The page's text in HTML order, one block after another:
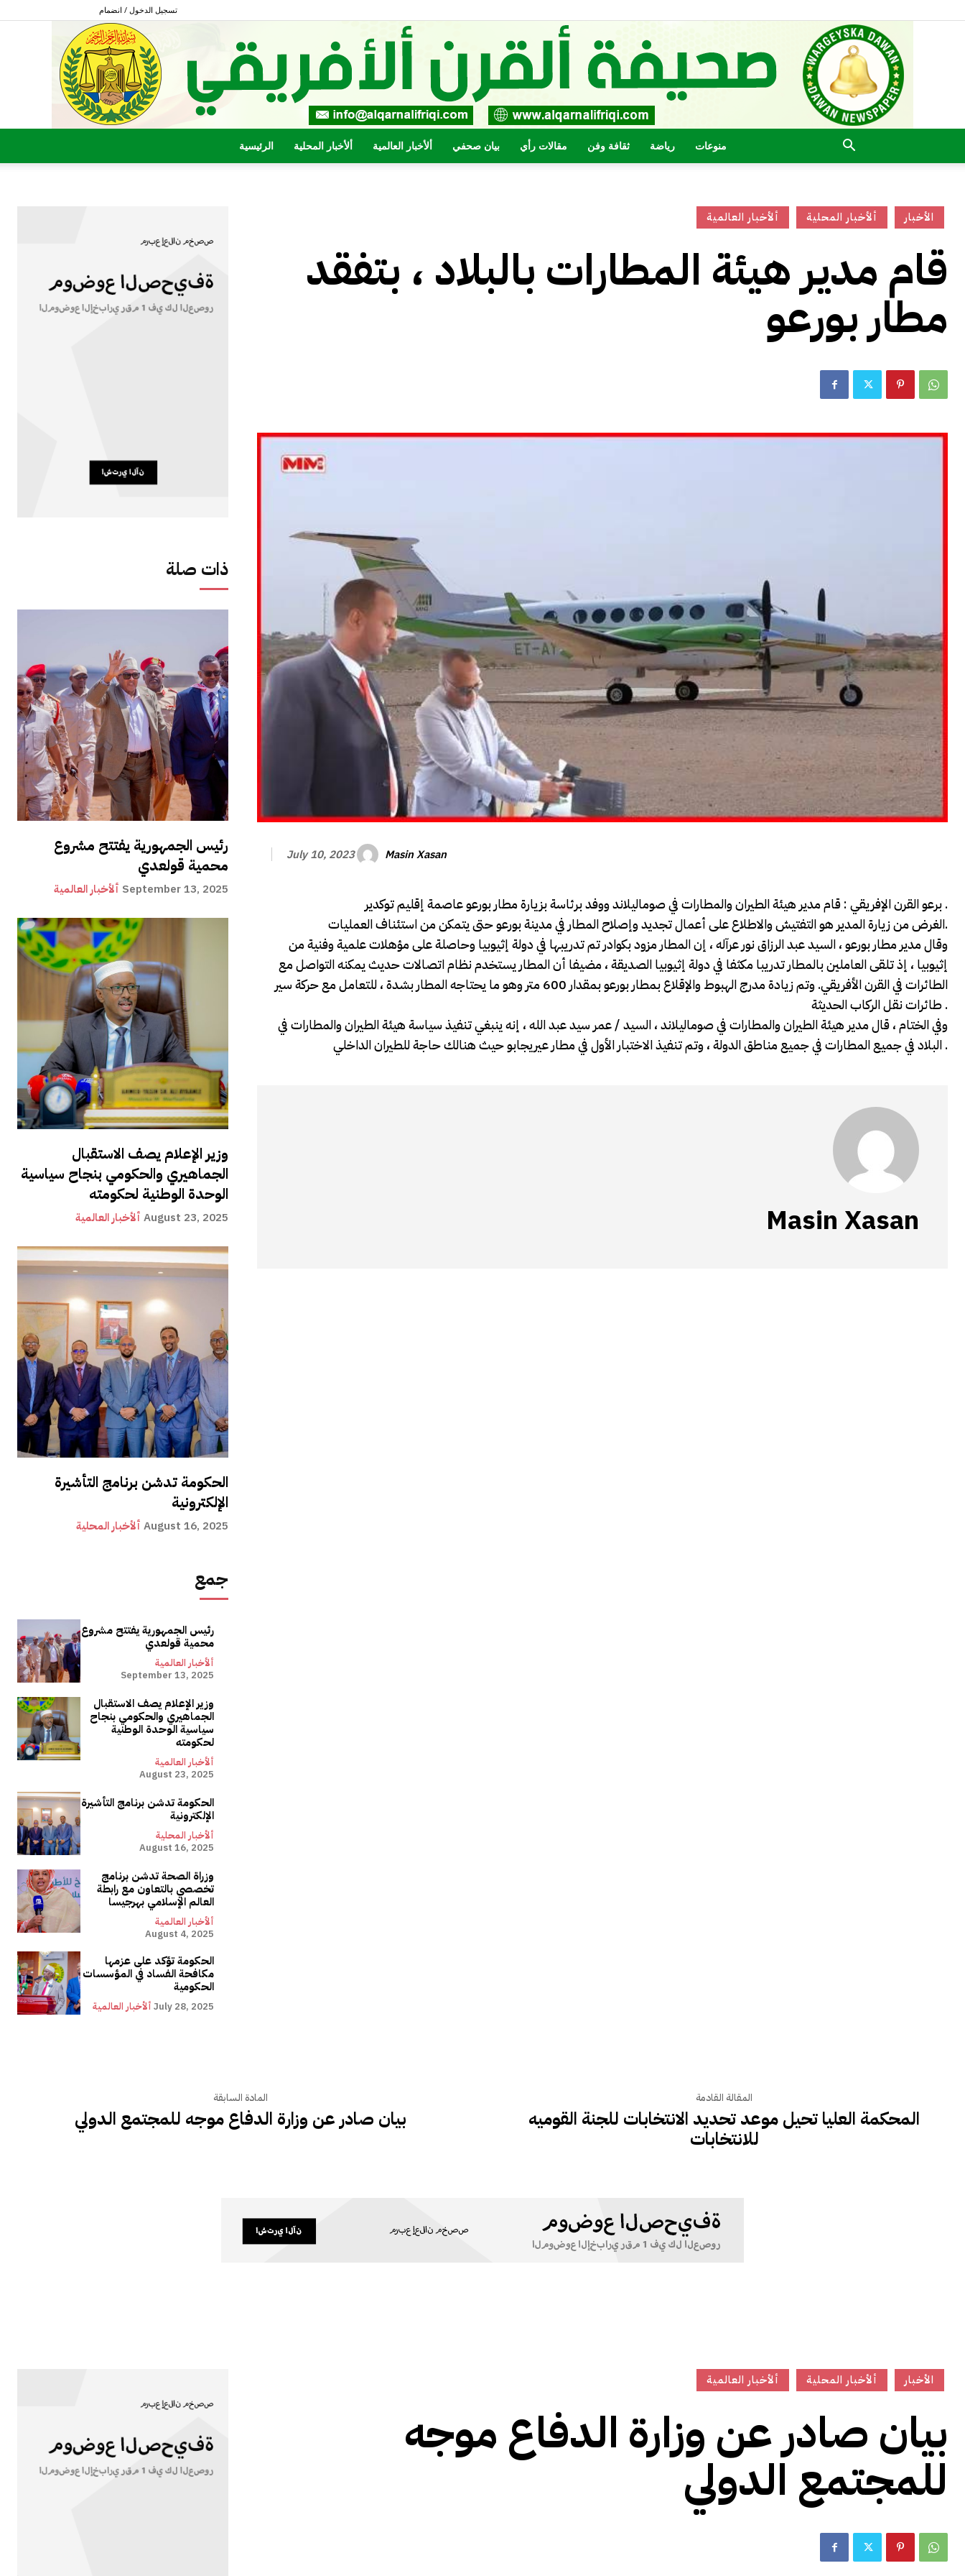
تسجيل الدخول / انضمام
القرن
الرئيسية ألأخبار المحلية ألأخبار العالمية بيان صحفي مقالات رأي ثقافة وفن رياضة منوعات
ذات صلة
رئيس الجمهورية يفتتح مشروع
محمية قولعدي
ألأخبار العالمية September 13, 2025
وزير الإعلام يصف الاستقبال
الجماهيري والحكومي بنجاح سياسية
الوحدة الوطنية لحكومته
ألأخبار العالمية August 23, 2025
الحكومة تدشن برنامج التأشيرة
الإلكترونية
ألأخبار المحلية August 16, 2025
جمع
رئيس الجمهورية يفتتح مشروع
محمية قولعدي
ألأخبار العالمية
September 13, 2025
وزير الإعلام يصف الاستقبال
الجماهيري والحكومي بنجاح
سياسية الوحدة الوطنية
لحكومته
ألأخبار العالمية
August 23, 2025
الحكومة تدشن برنامج التأشيرة
الإلكترونية
ألأخبار المحلية
August 16, 2025
وزراة الصحة تدشن برنامج
تخصصي بالتعاون مع رابطة
العالم الإسلامي بهرجيسا
ألأخبار العالمية
August 4, 2025
الحكومة تؤكد على عزمها
مكافحة الفساد في المؤسسات
الحكومية
ألأخبار العالمية July 28, 2025
ألأخبار العالمية ألأخبار المحلية الأخبار
قام مدير هيئة المطارات بالبلاد ، بتفقد
مطار بورعو
July 10, 2023 Masin Xasan
برعو القرن الإفريقي : قام مدير هيئة الطيران والمطارات في صوماليلاند ووفد برئاسة بزيارة مطار بورعو عاصمة إقليم توكدير .
الغرض من زيارة المدير هو التفتيش والاطلاع على أعمال تجديد وإصلاح المطار في مدينة بورعو حتى يتمكن من استئناف العمليات.
وقال مدير مطار بورعو ، السيد عبد الرزاق نور عرآله ، إن المطار مزود بكوادر تم تدريبها في دولة إثيوبيا وحاصلة على مؤهلات علمية وفنية من
إثيوبيا ، إذ تلقى العاملين بالمطار تدريبا مكثفا في دولة إثيوبيا الصديقة ، مضيفا أن المطار يستخدم نظام اتصالات حديث يمكنه التواصل مع
الطائرات في القرن الأفريقي. وتم زيادة مدرج الهبوط والإقلاع بمطار بورعو بمقدار 600 متر وهو ما يحتاجه المطار بشدة ، للتعامل مع حركة سير
طائرات نقل الركاب الحديثة .
وفي الختام ، قال مدير هيئة الطيران والمطارات في صوماليلاند ، السيد / عمر سيد عبد الله ، إنه ينبغي تنفيذ سياسة هيئة الطيران والمطارات في
البلاد في جميع المطارات في جميع مناطق الدولة ، وتم تنفيذ الاختبار الأول في مطار عيريجابو حيث هنالك حاجة للطيران الداخلي .
Masin Xasan
المادة السابقة
بيان صادر عن وزارة الدفاع موجه للمجتمع الدولي
المقالة القادمة
المحكمة العليا تحيل موعد تحديد الانتخابات للجنة القوميه
للانتخابات